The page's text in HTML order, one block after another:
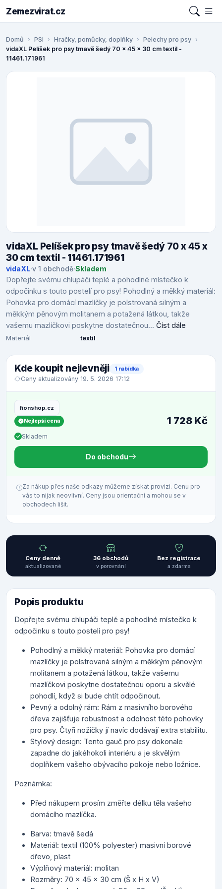
Zemezvirat.cz
Domů PSI Hračky, pomůcky, doplňky
Pelechy pro psy
vidaXL Pelíšek pro psy tmavě šedý 70 x 45 x 30 cm textil -
11461.171961
vidaXL Pelíšek pro psy tmavě šedý 70 x 45 x
30 cm textil - 11461.171961
vidaXL·v 1 obchodě·Skladem
Dopřejte svému chlupáči teplé a pohodlné místečko k
odpočinku s touto postelí pro psy! Pohodlný a měkký materiál:
Pohovka pro domácí mazlíčky je polstrovaná silným a
měkkým pěnovým molitanem a potažená látkou, takže
vašemu mazlíčkovi poskytne dostatečnou... Číst dále
Materiál textil
Kde koupit nejlevněji 1 nabídka
Ceny aktualizovány 19. 5. 2026 17:12
fionshop.cz
Nejlepší cena
Skladem
1 728 Kč
Do obchodu
Za nákup přes naše odkazy můžeme získat provizi. Cenu pro
vás to nijak neovlivní. Ceny jsou orientační a mohou se v
obchodech lišit.
Ceny denně
aktualizované
36 obchodů
v porovnání
Bez registrace
a zdarma
Popis produktu
Dopřejte svému chlupáči teplé a pohodlné místečko k
odpočinku s touto postelí pro psy!
Pohodlný a měkký materiál: Pohovka pro domácí
mazlíčky je polstrovaná silným a měkkým pěnovým
molitanem a potažená látkou, takže vašemu
mazlíčkovi poskytne dostatečnou oporu a skvělé
pohodlí, když si bude chtít odpočinout.
Pevný a odolný rám: Rám z masivního borového
dřeva zajišťuje robustnost a odolnost této pohovky
pro psy. Čtyři nožičky jí navíc dodávají extra stabilitu.
Stylový design: Tento gauč pro psy dokonale
zapadne do jakéhokoli interiéru a je skvělým
doplňkem vašeho obývacího pokoje nebo ložnice.
Poznámka:
Před nákupem prosím změřte délku těla vašeho
domácího mazlíčka.
Barva: tmavě šedá
Materiál: textil (100% polyester) masivní borové
dřevo, plast
Výplňový materiál: molitan
Rozměry: 70 x 45 x 30 cm (Š x H x V)